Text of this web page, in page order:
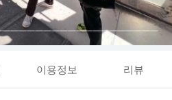
이용정보 리뷰